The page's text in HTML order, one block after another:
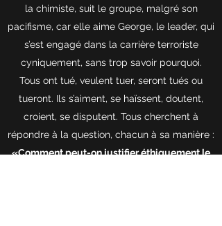
la chimiste, suit le groupe, malgré son
pacifisme, car elle aime George, le leader, qui
s’est engagé dans la carrière terroriste
cyniquement, sans trop savoir pourquoi.
Tous ont tué, veulent tuer, seront tués ou
tueront. Ils s’aiment, se haïssent, doutent,
croient, se disputent. Tous cherchent à
répondre à la question, chacun à sa manière :
«Comment peut-on justifier éthiquement le